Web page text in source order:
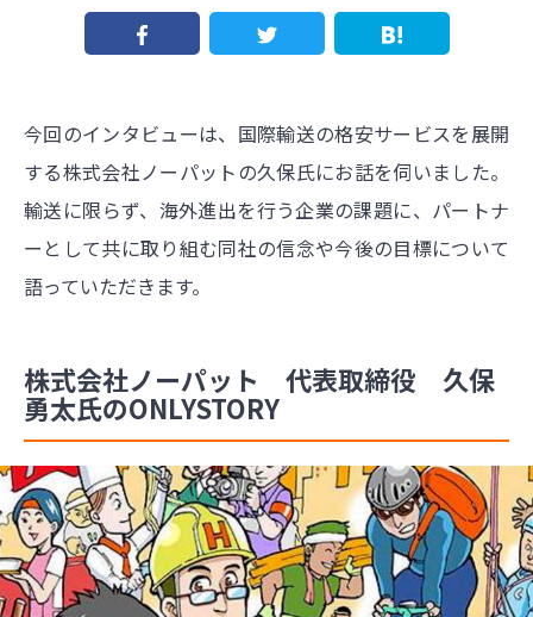
今回のインタビューは、国際輸送の格安サービスを展開
する株式会社ノーパットの久保氏にお話を伺いました。
輸送に限らず、海外進出を行う企業の課題に、パートナ
ーとして共に取り組む同社の信念や今後の目標について
語っていただきます。
株式会社ノーパット 代表取締役 久保
勇太氏のONLYSTORY